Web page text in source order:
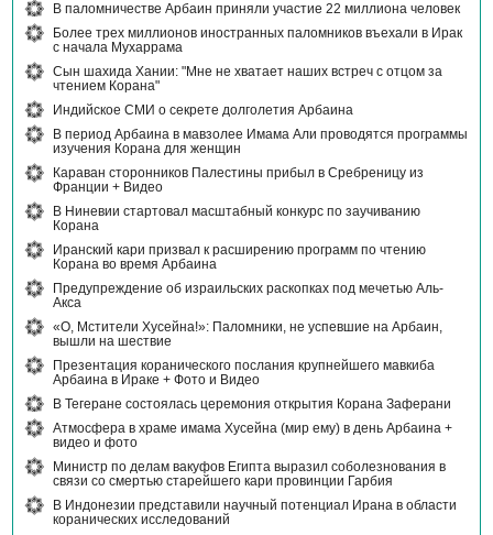
В паломничестве Арбаин приняли участие 22 миллиона человек
Более трех миллионов иностранных паломников въехали в Ирак
с начала Мухаррама
Сын шахида Хании: "Мне не хватает наших встреч с отцом за
чтением Корана"
Индийское СМИ о секрете долголетия Арбаина
В период Арбаина в мавзолее Имама Али проводятся программы
изучения Корана для женщин
Караван сторонников Палестины прибыл в Сребреницу из
Франции + Видео
В Ниневии стартовал масштабный конкурс по заучиванию
Корана
Иранский кари призвал к расширению программ по чтению
Корана во время Арбаина
Предупреждение об израильских раскопках под мечетью Аль-
Акса
«О, Мстители Хусейна!»: Паломники, не успевшие на Арбаин,
вышли на шествие
Презентация коранического послания крупнейшего мавкиба
Арбаина в Ираке + Фото и Видео
В Тегеране состоялась церемония открытия Корана Заферани
Атмосфера в храме имама Хусейна (мир ему) в день Арбаина +
видео и фото
Министр по делам вакуфов Египта выразил соболезнования в
связи со смертью старейшего кари провинции Гарбия
В Индонезии представили научный потенциал Ирана в области
коранических исследований